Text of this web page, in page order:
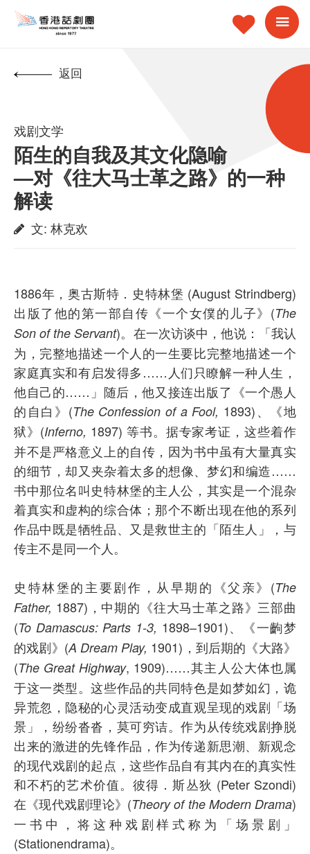
返回
戏剧文学
陌生的自我及其文化隐喻
—对《往大马士革之路》的一种
解读
文: 林克欢
1886年，奥古斯特．史特林堡 (August Strindberg)
出版了他的第一部自传《一个女僕的儿子》(The
Son of the Servant)。在一次访谈中，他说：「我认
为，完整地描述一个人的一生要比完整地描述一个
家庭真实和有启发得多……人们只瞭解一种人生，
他自己的……」随后，他又接连出版了《一个愚人
的自白》(The Confession of a Fool, 1893)、《地
狱》(Inferno, 1897) 等书。据专家考证，这些着作
并不是严格意义上的自传，因为书中虽有大量真实
的细节，却又夹杂着太多的想像、梦幻和编造……
书中那位名叫史特林堡的主人公，其实是一个混杂
着真实和虚构的综合体；那个不断出现在他的系列
作品中既是牺牲品、又是救世主的「陌生人」，与
传主不是同一个人。
史特林堡的主要剧作，从早期的《父亲》(The
Father, 1887)，中期的《往大马士革之路》三部曲
(To Damascus: Parts 1-3, 1898–1901)、《一齣梦
的戏剧》(A Dream Play, 1901)，到后期的《大路》
(The Great Highway, 1909)……其主人公大体也属
于这一类型。这些作品的共同特色是如梦如幻，诡
异荒忽，隐秘的心灵活动变成直观呈现的戏剧「场
景」，纷纷沓沓，莫可穷诘。作为从传统戏剧挣脱
出来的激进的先锋作品，作为传递新思潮、新观念
的现代戏剧的起点，这些作品自有其内在的真实性
和不朽的艺术价值。彼得．斯丛狄 (Peter Szondi)
在《现代戏剧理论》(Theory of the Modern Drama)
一书中，将这种戏剧样式称为「场景剧」
(Stationendrama)。